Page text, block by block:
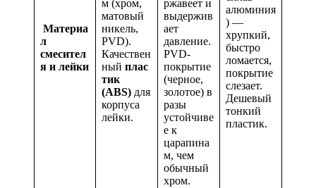
Материа
л
смесител
я и лейки
м (хром,
матовый
никель,
PVD).
Качествен
ный плас
тик
(ABS) для
корпуса
лейки.
ржавеет и
выдержив
ает
давление.
PVD-
покрытие
(черное,
золотое) в
разы
устойчиве
е к
царапина
м, чем
обычный
хром.
алюминия
) —
хрупкий,
быстро
ломается,
покрытие
слезает.
Дешевый
тонкий
пластик.